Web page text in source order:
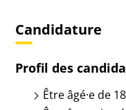
Candidature
Profil des
Être âgé·e de